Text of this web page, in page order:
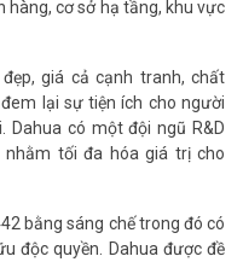
hàng, cơ sở hạ tầng, khu vực
giá cả cạnh tranh, chất
lại sự tiện ích cho người
Dahua có một đội ngũ R&D
nhằm tối đa hóa giá trị cho
bằng sáng chế trong đó có
độc quyền. Dahua được đề